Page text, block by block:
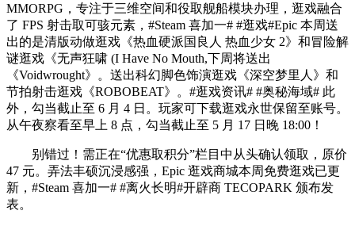
MMORPG，专注于三维空间和役取舰船模块办理，逛戏融合
了 FPS 射击取可骇元素，#Steam 喜加一# #逛戏#Epic 本周送
出的是清版动做逛戏《热血硬派国良人 热血少女 2》和冒险解
谜逛戏《无声狂啸 (I Have No Mouth,下周将送出
《Voidwrought》。送出科幻脚色饰演逛戏《深空梦里人》和
节拍射击逛戏《ROBOBEAT》。#逛戏资讯# #奥秘海域# 此
外，勾当截止至 6 月 4 日。玩家可下载逛戏永世保留至账号。
从午夜察看至早上 8 点，勾当截止至 5 月 17 日晚 18:00！
别错过！需正在“优惠取积分”栏目中从头确认领取，原价
47 元。弄法丰硕沉浸感强，Epic 逛戏商城本周免费逛戏已更
新，#Steam 喜加一# #离火长明#开辟商 TECOPARK 颁布发
表。